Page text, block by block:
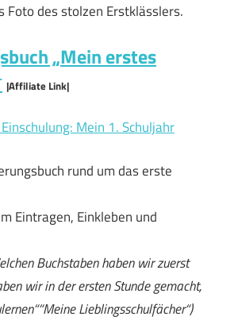
Foto des stolzen Erstklässlers.
„Mein erstes
|Affiliate Link|
rund um das erste
Eintragen, Einkleben und
Buchstaben haben wir zuerst
wir in der ersten Stunde gemacht,
Lieblingsschulfächer“)